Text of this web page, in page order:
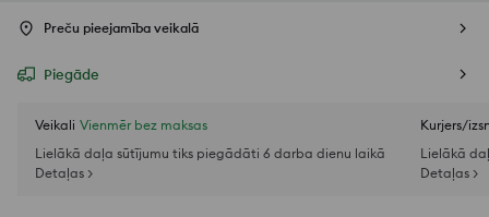
Preču pieejamība veikalā
Piegāde
Veikali Vienmēr bez maksas
Lielākā daļa sūtījumu tiks piegādāti 6 darba dienu laikā
Detaļas >
Kurjers/
Lielākā
Detaļas >